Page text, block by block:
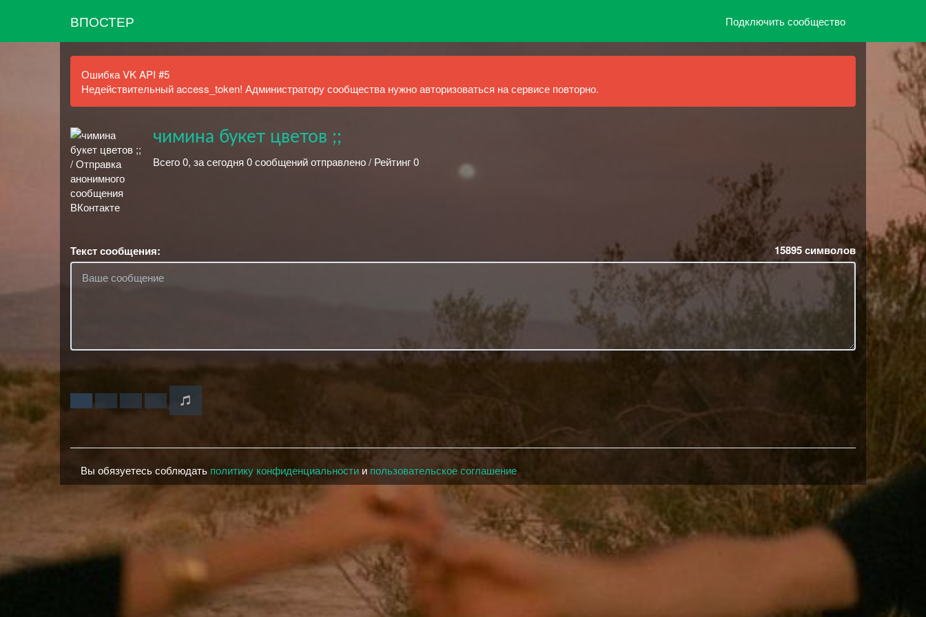
ВПОСТЕР Подключить сообщество
Ошибка VK API #5
Недействительный access_token! Администратору сообщества нужно авторизоваться на сервисе повторно.
чимина букет цветов ;;
Всего 0, за сегодня 0 сообщений отправлено / Рейтинг 0
Текст сообщения: 15895символов
Вы обязуетесь соблюдать политику конфиденциальности и пользовательское соглашение